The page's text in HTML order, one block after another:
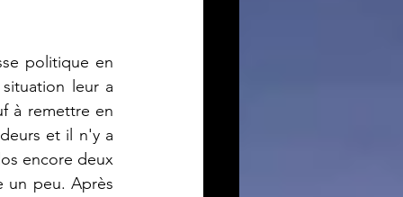
politique en
leur a
à remettre en
et il n'y a
encore deux
un peu. Après